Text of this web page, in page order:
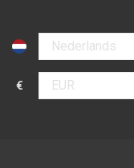
Selecteer taal
€
Selecteer valuta